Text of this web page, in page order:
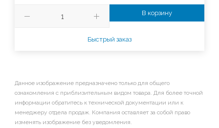
В корзину
Быстрый заказ
Данное изображение предназначено только для общего
ознакомления с приблизительным видом товара. Для более точной
информации обратитесь к технической документации или к
менеджеру отдела продаж. Компания оставляет за собой право
изменять изображение без уведомления.